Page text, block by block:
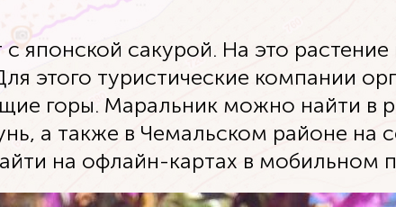
японской сакурой. На это
этого туристические компании
горы. Маральник можно найти в
а также в Чемальском районе на
на офлайн-картах в мобильном